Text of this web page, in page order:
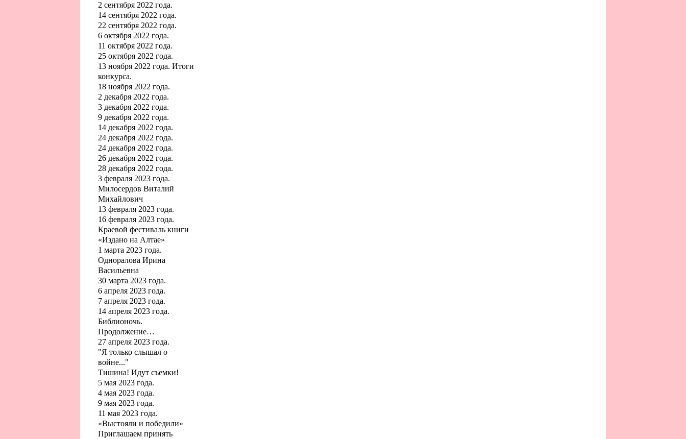
2 сентября 2022 года.
14 сентября 2022 года.
22 сентября 2022 года.
6 октября 2022 года.
11 октября 2022 года.
25 октября 2022 года.
13 ноября 2022 года. Итоги
конкурса.
18 ноября 2022 года.
2 декабря 2022 года.
3 декабря 2022 года.
9 декабря 2022 года.
14 декабря 2022 года.
24 декабря 2022 года.
24 декабря 2022 года.
26 декабря 2022 года.
28 декабря 2022 года.
3 февраля 2023 года.
Милосердов Виталий
Михайлович
13 февраля 2023 года.
16 февраля 2023 года.
Краевой фестиваль книги
«Издано на Алтае»
1 марта 2023 года.
Одноралова Ирина
Васильевна
30 марта 2023 года.
6 апреля 2023 года.
7 апреля 2023 года.
14 апреля 2023 года.
Библионочь.
Продолжение…
27 апреля 2023 года.
"Я только слышал о
войне..."
Тишина! Идут съемки!
5 мая 2023 года.
4 мая 2023 года.
9 мая 2023 года.
11 мая 2023 года.
«Выстояли и победили»
Приглашаем принять